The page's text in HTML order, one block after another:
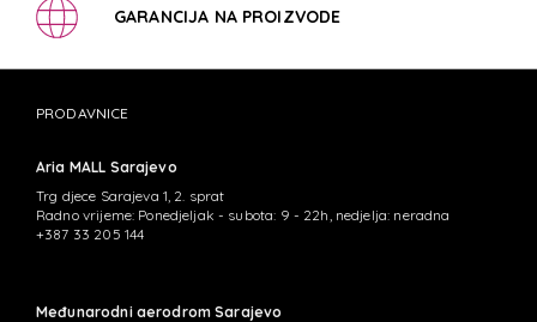
GARANCIJA NA PROIZVODE
PRODAVNICE
Aria MALL Sarajevo
Trg djece Sarajeva 1, 2. sprat
Radno vrijeme: Ponedjeljak - subota: 9 - 22h, nedjelja: neradna
+387 33 205 144
Međunarodni aerodrom Sarajevo